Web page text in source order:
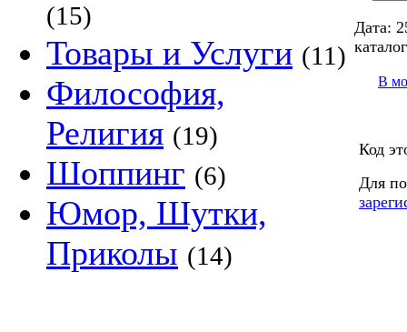
(15)
Товары и Услуги (11)
Философия,
Религия (19)
Шоппинг (6)
Юмор, Шутки,
Приколы (14)
Дата:
В
Код
Для